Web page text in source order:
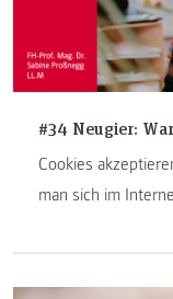
#34 Neugier:
Cookies
man sich im
schätzenswert